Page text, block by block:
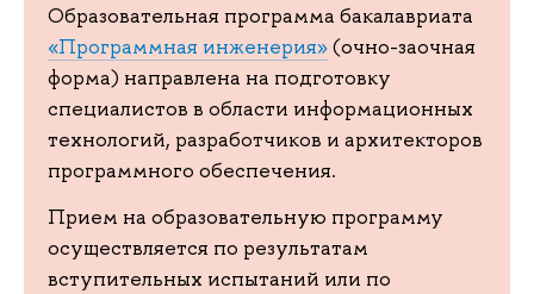
Образовательная программа бакалавриата
«Программная инженерия»(очно-заочная
форма) направлена на подготовку
специалистов в области информационных
технологий, разработчиков и архитекторов
программного обеспечения.
Прием на образовательную программу
осуществляется по результатам
вступительных испытаний или по